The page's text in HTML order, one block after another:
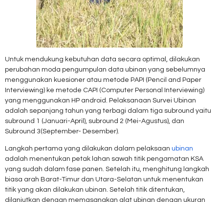
Untuk mendukung kebutuhan data secara optimal, dilakukan
perubahan moda pengumpulan data ubinan yang sebelumnya
menggunakan kuesioner atau metode PAPI (Pencil and Paper
Interviewing) ke metode CAPI (Computer Personal Interviewing)
yang menggunakan HP android. Pelaksanaan Survei Ubinan
adalah sepanjang tahun yang terbagi dalam tiga subround yaitu
subround 1 (Januari-April), subround 2 (Mei-Agustus), dan
Subround 3(September- Desember).
Langkah pertama yang dilakukan dalam pelaksaan ubinan
adalah menentukan petak lahan sawah titik pengamatan KSA
yang sudah dalam fase panen. Setelah itu, menghitung langkah
biasa arah Barat-Timur dan Utara-Selatan untuk menentukan
titik yang akan dilakukan ubinan. Setelah titik ditentukan,
dilanjutkan dengan memasangkan alat ubinan dengan ukuran